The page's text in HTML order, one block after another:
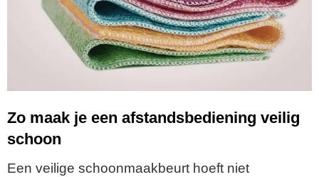
Zo maak je een afstandsbediening veilig
schoon
Een veilige schoonmaakbeurt hoeft niet